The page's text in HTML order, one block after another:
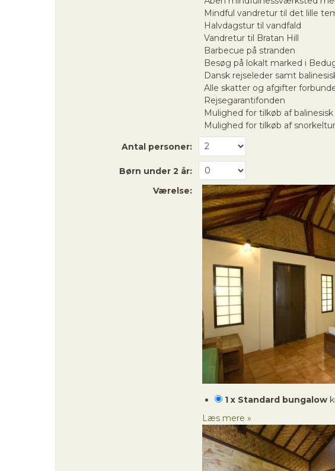
Mindful vandretur til det lille
Halvdagstur til vandfald
Vandretur til Bratan Hill
Barbecue på stranden
Besøg på lokalt marked i
Dansk rejseleder samt
Alle skatter og afgifter
Rejsegarantifonden
Mulighed for tilkøb af
Mulighed for tilkøb af snorkeltur
Antal personer:
Børn under 2 år:
Værelse:
1 x Standard bungalow
Læs mere »